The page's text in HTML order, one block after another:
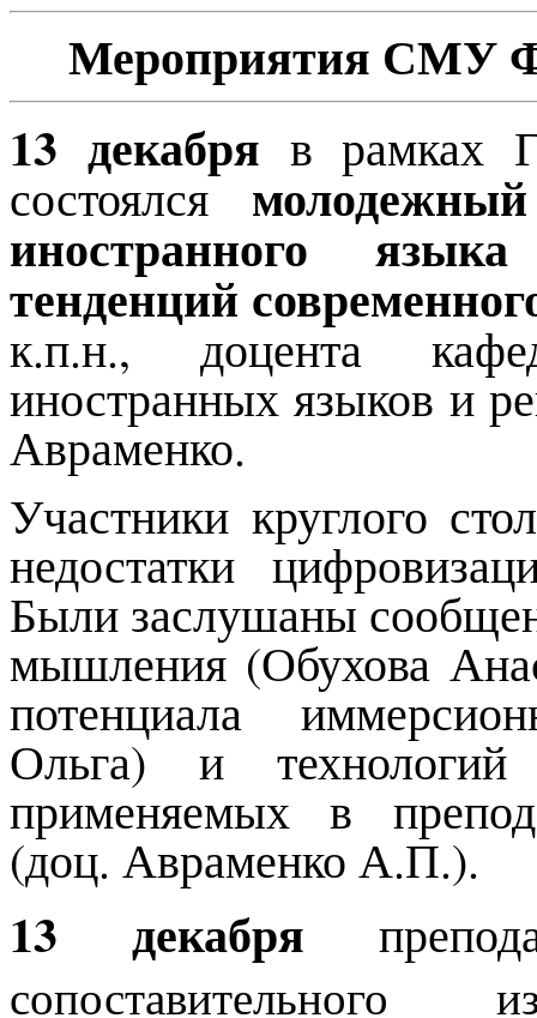
Мероприятия СМУ
13 декабря в рамках
состоялся
иностранного
тенденций
к.п.н., доцента
иностранных языков и
Авраменко.
Участники круглого
недостатки
Были заслушаны
мышления (Обухова
потенциала
Ольга) и технологий
применяемых в
(доц. Авраменко А.П.).
13 декабря